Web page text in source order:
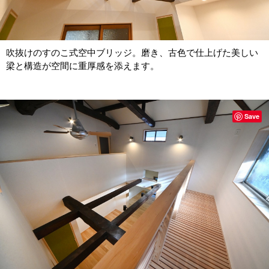
吹抜けのすのこ式空中ブリッジ。磨き、古色で仕上げた美しい
梁と構造が空間に重厚感を添えます。
Save